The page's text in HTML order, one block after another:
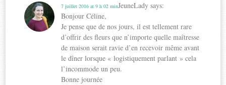
JeuneLady says:
7 juillet 2016 at 9 h 02 min
Bonjour Céline,
Je pense que de nos jours, il est tellement rare
d’offrir des fleurs que n’importe quelle maîtresse
de maison serait ravie d’en recevoir même avant
le dîner lorsque « logistiquement parlant » cela
l’incommode un peu.
Bonne journée